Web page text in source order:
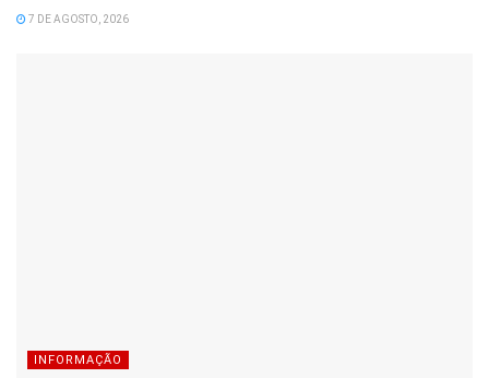
7 DE AGOSTO, 2026
INFORMAÇÃO